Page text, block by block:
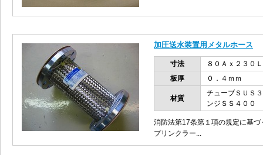
加圧送水装置用メタルホース
寸法
８０Ａｘ２３０Ｌ
板厚
０．４ｍｍ
材質
チューブＳＵＳ
ンジＳＳ４００
消防法第17条第１項の規定に基
プリンクラー...